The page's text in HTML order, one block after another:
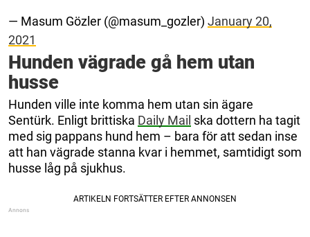
— Masum Gözler (@masum_gozler) January 20,
2021
Hunden vägrade gå hem utan
husse
Hunden ville inte komma hem utan sin ägare
Sentürk. Enligt brittiska Daily Mail ska dottern ha tagit
med sig pappans hund hem – bara för att sedan inse
att han vägrade stanna kvar i hemmet, samtidigt som
husse låg på sjukhus.